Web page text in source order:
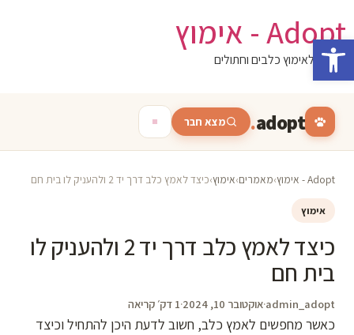
פתח סרגל נגישות
לתוכן
Adopt - אימוץ
המגזין לאימוץ כלבים וחתולים
adopt
. מצא חבר
Adopt - אימוץ ›מאמרים›אימוץ›כיצד לאמץ כלב דרך יד 2 ולהעניק לו בית חם
אימוץ
כיצד לאמץ כלב דרך יד 2 ולהעניק לו
בית חם
admin_adopt
·אוקטובר 10, 2024 ·1 דק׳ קריאה
כאשר מחפשים לאמץ כלב, חשוב לדעת היכן להתחיל וכיצד